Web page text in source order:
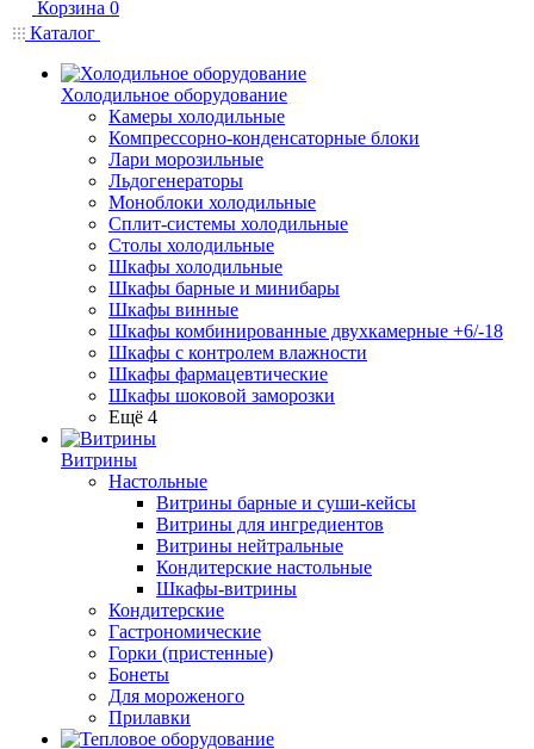
Корзина 0
Каталог
Холодильное оборудование
Камеры холодильные
Компрессорно-конденсаторные блоки
Лари морозильные
Льдогенераторы
Моноблоки холодильные
Сплит-системы холодильные
Столы холодильные
Шкафы холодильные
Шкафы барные и минибары
Шкафы винные
Шкафы комбинированные двухкамерные +6/-18
Шкафы с контролем влажности
Шкафы фармацевтические
Шкафы шоковой заморозки
Ещё 4
Витрины
Настольные
Витрины барные и суши-кейсы
Витрины для ингредиентов
Витрины нейтральные
Кондитерские настольные
Шкафы-витрины
Кондитерские
Гастрономические
Горки (пристенные)
Бонеты
Для мороженого
Прилавки